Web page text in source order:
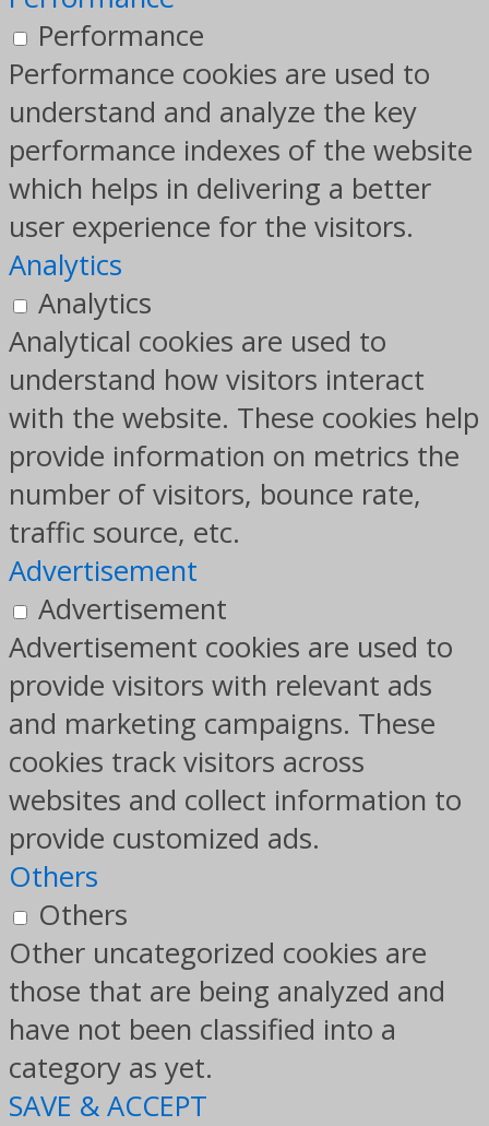
Performance
Performance cookies are used to
understand and analyze the key
performance indexes of the website
which helps in delivering a better
user experience for the visitors.
Analytics
Analytics
Analytical cookies are used to
understand how visitors interact
with the website. These cookies help
provide information on metrics the
number of visitors, bounce rate,
traffic source, etc.
Advertisement
Advertisement
Advertisement cookies are used to
provide visitors with relevant ads
and marketing campaigns. These
cookies track visitors across
websites and collect information to
provide customized ads.
Others
Others
Other uncategorized cookies are
those that are being analyzed and
have not been classified into a
category as yet.
SAVE & ACCEPT